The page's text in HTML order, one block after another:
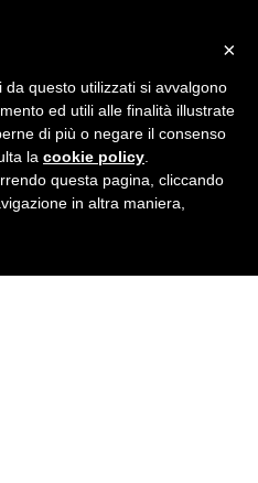
Circolo
Statuto e
×
questo utilizzati si avvalgono
ed utili alle finalità illustrate
di più o negare il consenso
la cookie policy
questa pagina, cliccando
in altra maniera,